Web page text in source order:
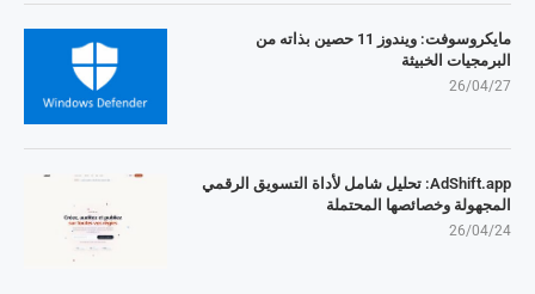
مايكروسوفت: ويندوز 11 حصين بذاته من
البرمجيات الخبيثة
26/04/27
AdShift.app: تحليل شامل لأداة التسويق الرقمي
المجهولة وخصائصها المحتملة
26/04/24